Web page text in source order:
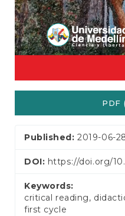
PDF
Published:2019-06-
DOI: https://doi.org/
Keywords:
critical reading,
first cycle